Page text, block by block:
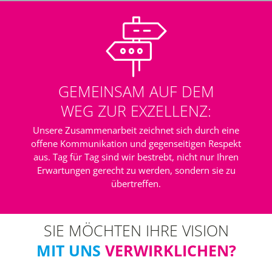
GEMEINSAM AUF DEM
WEG ZUR EXZELLENZ:
Unsere Zusammenarbeit zeichnet sich durch eine
offene Kommunikation und gegenseitigen Respekt
aus. Tag für Tag sind wir bestrebt, nicht nur Ihren
Erwartungen gerecht zu werden, sondern sie zu
übertreffen.
SIE MÖCHTEN IHRE VISION
MIT UNS VERWIRKLICHEN?